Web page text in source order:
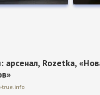
Rozetka,
true.info